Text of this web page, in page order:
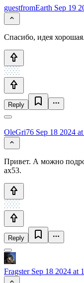
guestfromEarth Sep 19
Спасибо, идея
Reply
OleGri76 Sep 18 2024
Привет. А можно
ax53.
Reply
FragsterSep 18 2024 at